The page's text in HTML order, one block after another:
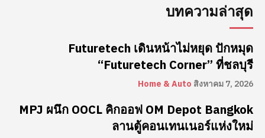
บทความล่าสุด
Futuretech เดินหน้าไม่หยุด ปักหมุด
“Futuretech Corner” ที่ชลบุรี
Home & Auto สิงหาคม 7, 2026
MPJ ผนึก OOCL คิกออฟ OM Depot Bangkok
ลานตู้คอนเทนเนอร์แห่งใหม่